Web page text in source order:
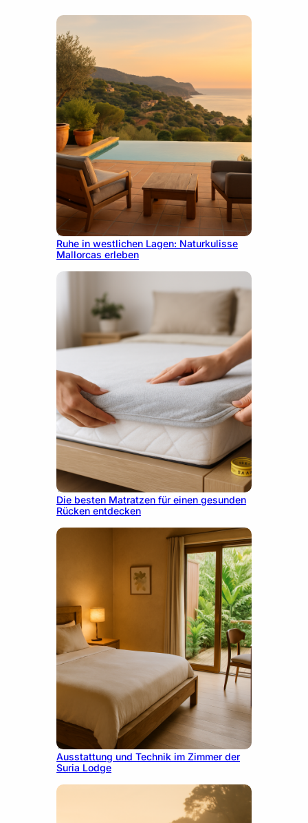
11. Juni 2026
Ruhe in westlichen Lagen: Naturkulisse
Mallorcas erleben
1. Juni 2026
Die besten Matratzen für einen gesunden
Rücken entdecken
10. Dezember 2025
Ausstattung und Technik im Zimmer der
Suria Lodge